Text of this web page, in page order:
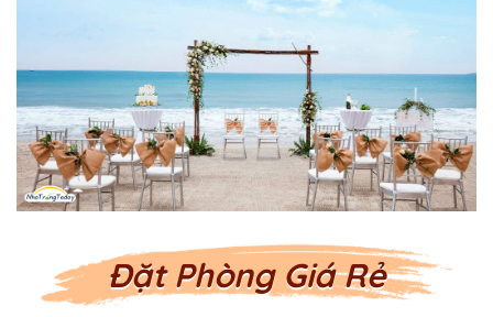
Đặt Phòng Giá Rẻ